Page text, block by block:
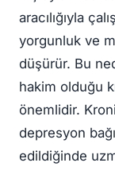
aracılığıyla
yorgunluk ve
düşürür. Bu
hakim olduğu
önemlidir.
depresyon
edildiğinde